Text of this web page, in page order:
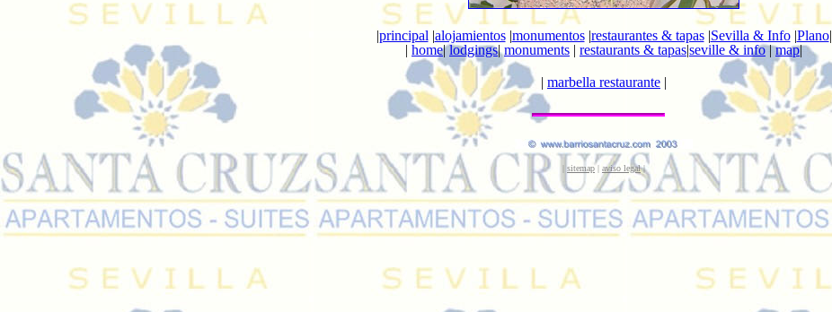
|principal |alojamientos|monumentos|restaurantes & tapas|Sevilla & Info|Plano|
| home|lodgings|monuments | restaurants & tapas|seville & info|map|
| marbella restaurante |
sitemap | aviso legal|